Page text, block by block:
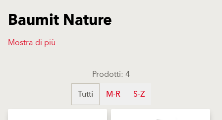
Baumit Nature
Mostra di più
Prodotti: 4
Tutti
M-R S-Z